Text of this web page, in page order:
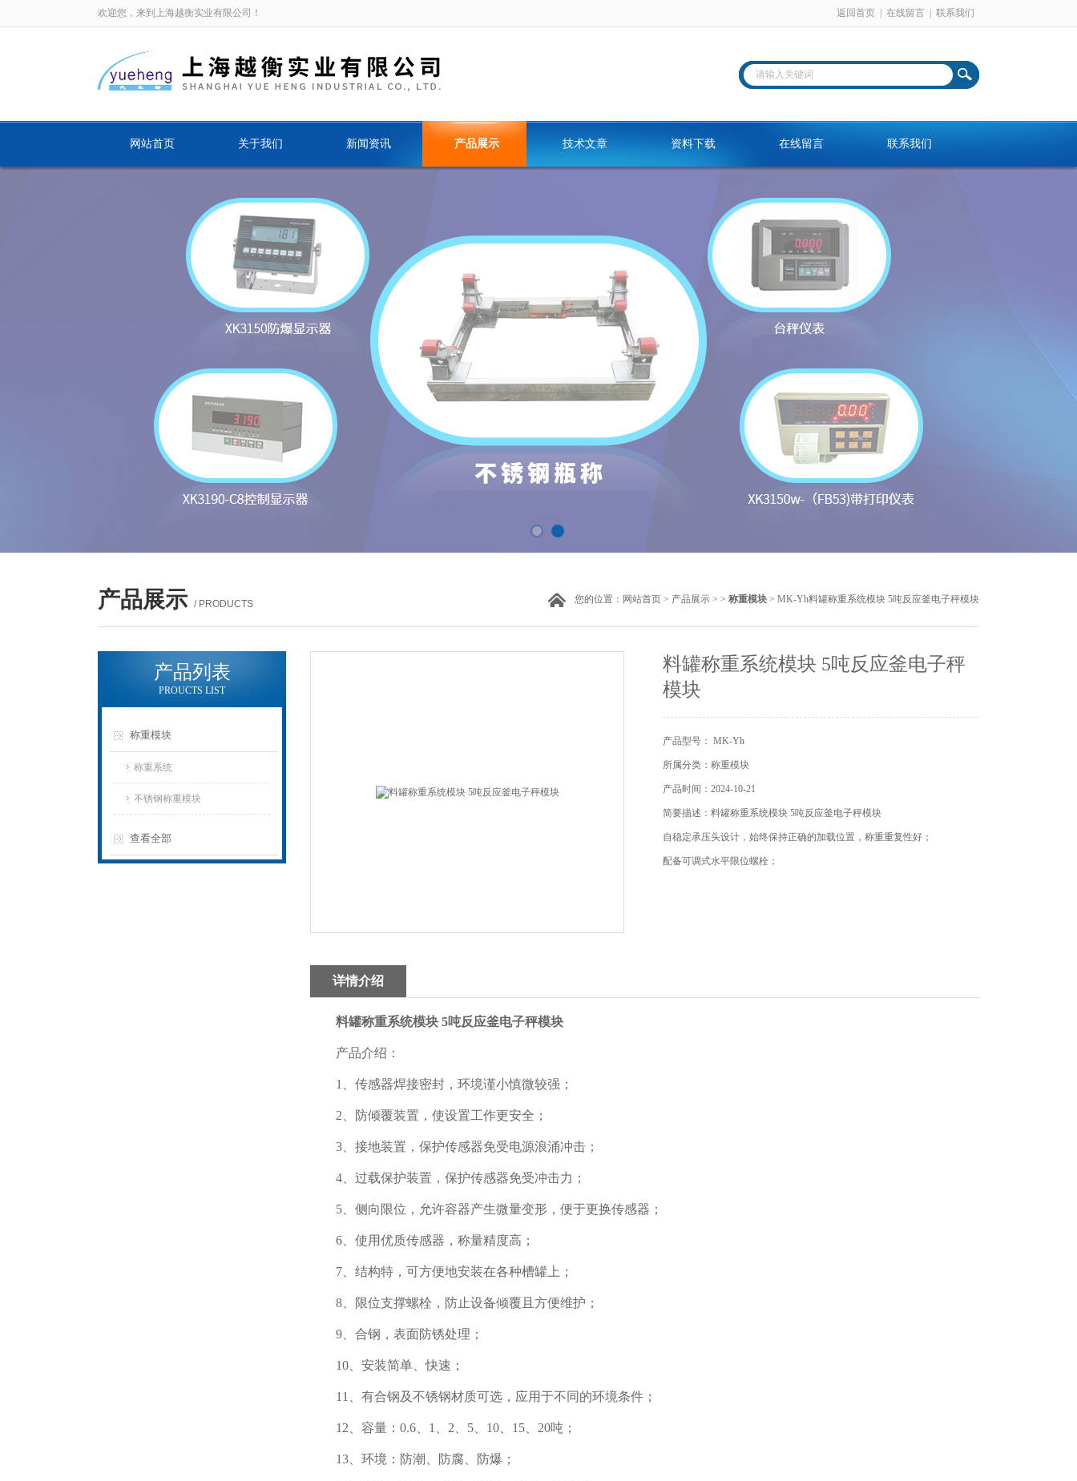
欢迎您，来到上海越衡实业有限公司！ 返回首页 在线留言 联系我们
网站首页 关于我们 新闻资讯 产品展示 技术文章 资料下载 在线留言 联系我们
产品展示 / PRODUCTS 您的位置： 网站首页 > 产品展示 > > 称重模块 > MK-Yh料罐称重系统模块 5吨反应釜电子秤模块
产品列表
PROUCTS LIST
称重模块
称重系统
不锈钢称重模块
查看全部
料罐称重系统模块 5吨反应釜电子秤
模块
产品型号： MK-Yh
所属分类：称重模块
产品时间：2024-10-21
简要描述：料罐称重系统模块 5吨反应釜电子秤模块
自稳定承压头设计，始终保持正确的加载位置，称重重复性好；
配备可调式水平限位螺栓；
详情介绍
料罐称重系统模块 5吨反应釜电子秤模块
产品介绍：
1、传感器焊接密封，环境谨小慎微较强；
2、防倾覆装置，使设置工作更安全；
3、接地装置，保护传感器免受电源浪涌冲击；
4、过载保护装置，保护传感器免受冲击力；
5、侧向限位，允许容器产生微量变形，便于更换传感器；
6、使用优质传感器，称量精度高；
7、结构特，可方便地安装在各种槽罐上；
8、限位支撑螺栓，防止设备倾覆且方便维护；
9、合钢，表面防锈处理；
10、安装简单、快速；
11、有合钢及不锈钢材质可选，应用于不同的环境条件；
12、容量：0.6、1、2、5、10、15、20吨；
13、环境：防潮、防腐、防爆；